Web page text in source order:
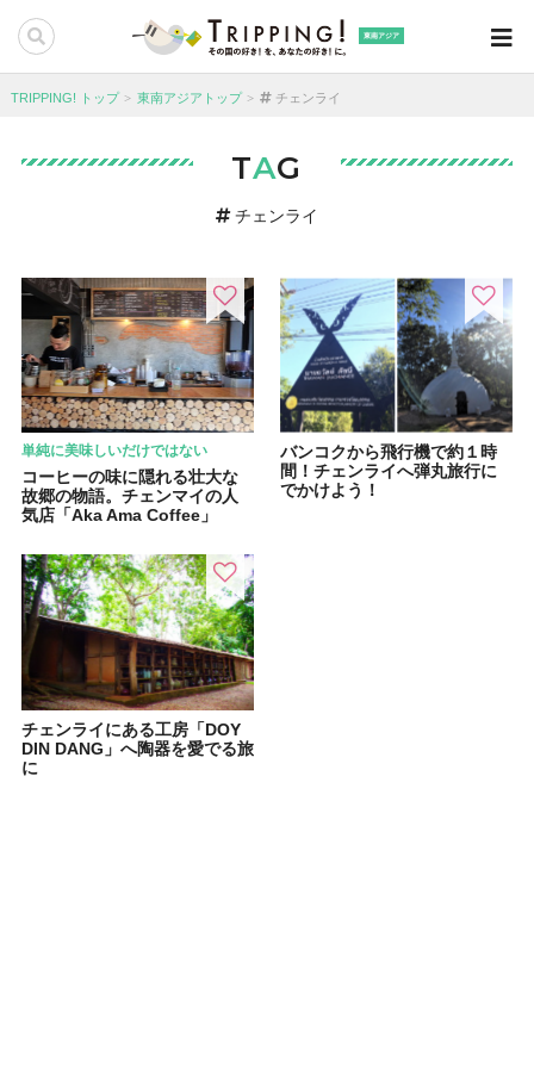
東南アジア
TRIPPING! トップ 東南アジアトップ チェンライ
TAG
チェンライ
単純に美味しいだけではない
コーヒーの味に隠れる壮大な
故郷の物語。チェンマイの人
気店「Aka Ama Coffee」
バンコクから飛行機で約１時
間！チェンライへ弾丸旅行に
でかけよう！
チェンライにある工房「DOY
DIN DANG」へ陶器を愛でる旅
に